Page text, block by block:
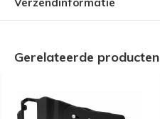
Gerelateerde producten